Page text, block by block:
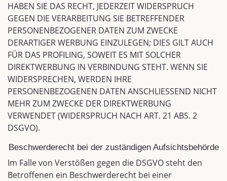
HABEN SIE DAS RECHT, JEDERZEIT WIDERSPRUCH
GEGEN DIE VERARBEITUNG SIE BETREFFENDER
PERSONENBEZOGENER DATEN ZUM ZWECKE
DERARTIGER WERBUNG EINZULEGEN; DIES GILT AUCH
FÜR DAS PROFILING, SOWEIT ES MIT SOLCHER
DIREKTWERBUNG IN VERBINDUNG STEHT. WENN SIE
WIDERSPRECHEN, WERDEN IHRE
PERSONENBEZOGENEN DATEN ANSCHLIESSEND NICHT
MEHR ZUM ZWECKE DER DIREKTWERBUNG
VERWENDET (WIDERSPRUCH NACH ART. 21 ABS. 2
DSGVO).
Beschwerde­recht bei der zuständigen Aufsichts­behörde
Im Falle von Verstößen gegen die DSGVO steht den
Betroffenen ein Beschwerderecht bei einer